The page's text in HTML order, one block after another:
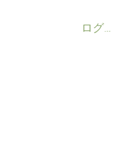
ログイン